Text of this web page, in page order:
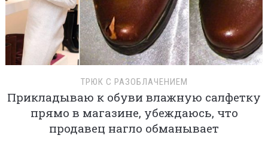
ТРЮК С РАЗОБЛАЧЕНИЕМ
Прикладываю к обуви влажную салфетку
прямо в магазине, убеждаюсь, что
продавец нагло обманывает